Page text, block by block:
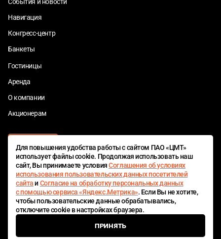
Навигация
Конгресс-центр
Банкеты
Гостиницы
Аренда
О компании
Акционерам
ЦМТ БОНУС
© 1980—2026 ПАО «Центр международной торговли»
Сделано вspans
Для повышения удобства работы с сайтом ПАО «ЦМТ»
использует файлы cookie. Продолжая использовать наш
сайт, Вы принимаете условияСоглашения об условиях
использования пользовательских данных посетителей
сайтаиСогласие на обработку персональных данных
с помощью сервиса «Яндекс.Метрика». Если Вы не хотите,
чтобы пользовательские данные обрабатывались,
отключите cookie в настройках браузера.
ПРИНЯТЬ